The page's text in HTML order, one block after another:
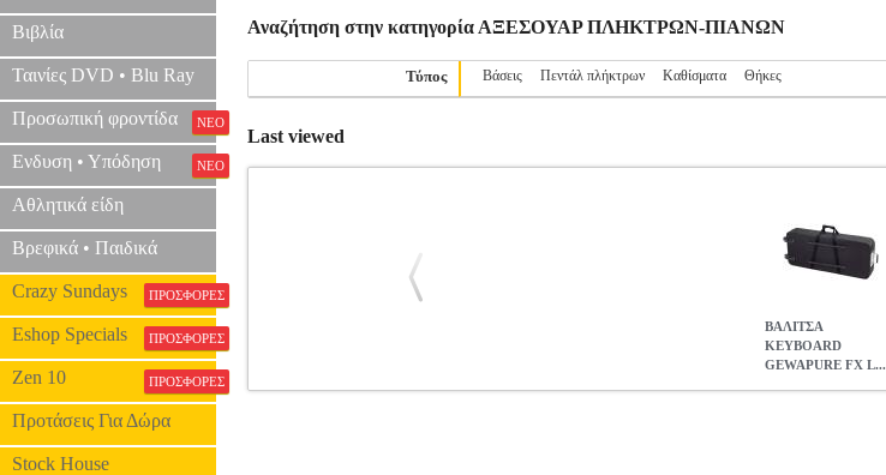
Βιβλία
Ταινίες DVD • Blu Ray
Προσωπική φροντίδα ΝΕΟ
Ενδυση • Υπόδηση ΝΕΟ
Αθλητικά είδη
Βρεφικά • Παιδικά
Crazy Sundays ΠΡΟΣΦΟΡΕΣ
Eshop Specials ΠΡΟΣΦΟΡΕΣ
Zen 10 ΠΡΟΣΦΟΡΕΣ
Προτάσεις Για Δώρα
Stock House
Αναζήτηση στην κατηγορία ΑΞΕΣΟΥΑΡ ΠΛΗΚΤΡΩΝ-ΠΙΑΝΩΝ
Τύπος Βάσεις Πεντάλ πλήκτρων Καθίσματα Θήκες
Last viewed
ΒΑΛΙΤΣΑ
KEYBOARD
GEWAPURE FX L...